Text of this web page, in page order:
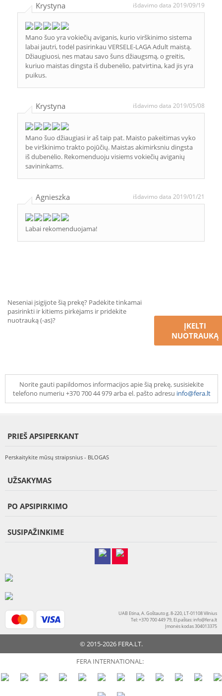
Krystyna išdavimo data 2019/09/19
Mano šuo yra vokiečių aviganis, kurio virškinimo sistema
labai jautri, todėl pasirinkau VERSELE-LAGA Adult maistą.
Džiaugiuosi, nes matau savo šuns džiaugsmą, o greitis,
kuriuo maistas dingsta iš dubenėlio, patvirtina, kad jis yra
puikus.
Krystyna išdavimo data 2019/05/08
Mano šuo džiaugiasi ir aš taip pat. Maisto pakeitimas vyko
be virškinimo trakto pojūčių. Maistas akimirksniu dingsta
iš dubenėlio. Rekomenduoju visiems vokiečių aviganių
savininkams.
Agnieszka išdavimo data 2019/01/21
Labai rekomenduojama!
Neseniai įsigijote šią prekę? Padėkite tinkamai
pasirinkti ir kitiems pirkėjams ir pridėkite
nuotrauką (-as)?
ĮKELTI
NUOTRAUKĄ
Norite gauti papildomos informacijos apie šią prekę, susisiekite
telefono numeriu +370 700 44 979 arba el. pašto adresu info@fera.lt
PRIEŠ APSIPERKANT
Perskaitykite mūsų straipsnius - BLOGAS
UŽSAKYMAS
PO APSIPIRKIMO
SUSIPAŽINKIME
UAB Etina, A. Goštauto g. 8-220, LT-01108 Vilnius
Tel: +370 700 449 79, El.paštas:info@fera.lt
Įmonės kodas 304013375
© 2015-2026 FERA.LT.
FERA INTERNATIONAL: